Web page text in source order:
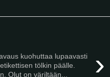
›
kuohuttaa lupaavasti
tölkin päälle.
Olut on väriltään...